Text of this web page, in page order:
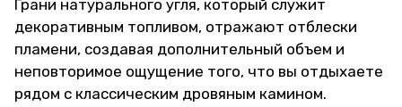
Грани натурального угля, который служит
декоративным топливом, отражают отблески
пламени, создавая дополнительный объем и
неповторимое ощущение того, что вы отдыхаете
рядом с классическим дровяным камином.